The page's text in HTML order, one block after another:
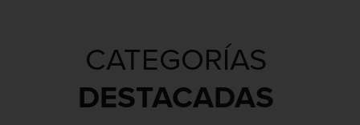
CATEGORÍAS
DESTACADAS